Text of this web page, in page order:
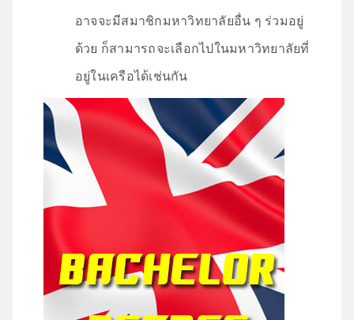
อาจจะมีสมาชิกมหาวิทยาลัยอื่น ๆ ร่วมอยู่
ด้วย ก็สามารถจะเลือกไปในมหาวิทยาลัยที่
อยู่ในเครือได้เช่นกัน